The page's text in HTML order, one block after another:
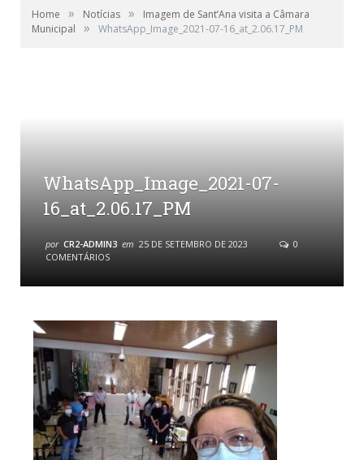
Home » Notícias »
Imagem de Sant’Ana visita a Câmara
Municipal
» WhatsApp_Image_2021-07-16_at_2.06.17_PM
WhatsApp_Image_2021-07-
16_at_2.06.17_PM
por CR2-ADMIN3 em 25 DE SETEMBRO DE 2023
0
COMENTÁRIOS